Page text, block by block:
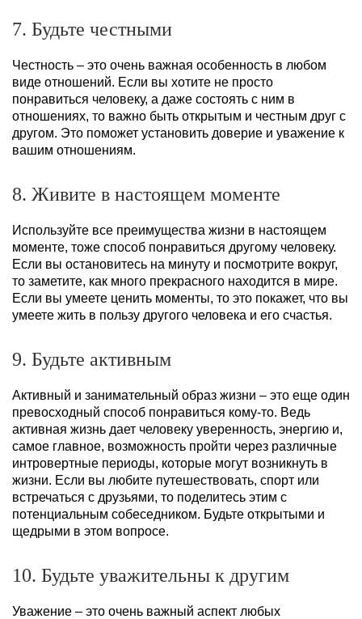
7. Будьте честными
Честность – это очень важная особенность в любом
виде отношений. Если вы хотите не просто
понравиться человеку, а даже состоять с ним в
отношениях, то важно быть открытым и честным друг с
другом. Это поможет установить доверие и уважение к
вашим отношениям.
8. Живите в настоящем моменте
Используйте все преимущества жизни в настоящем
моменте, тоже способ понравиться другому человеку.
Если вы остановитесь на минуту и посмотрите вокруг,
то заметите, как много прекрасного находится в мире.
Если вы умеете ценить моменты, то это покажет, что вы
умеете жить в пользу другого человека и его счастья.
9. Будьте активным
Активный и занимательный образ жизни – это еще один
превосходный способ понравиться кому-то. Ведь
активная жизнь дает человеку уверенность, энергию и,
самое главное, возможность пройти через различные
интровертные периоды, которые могут возникнуть в
жизни. Если вы любите путешествовать, спорт или
встречаться с друзьями, то поделитесь этим с
потенциальным собеседником. Будьте открытыми и
щедрыми в этом вопросе.
10. Будьте уважительны к другим
Уважение – это очень важный аспект любых